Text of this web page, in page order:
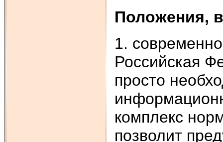
Положения,
1.
Российская
просто
комплекс
позволит